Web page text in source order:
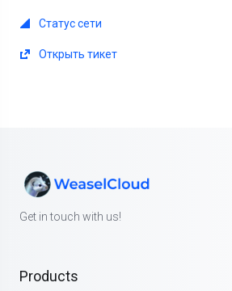
Статус сети
Открыть тикет
Get in touch with us!
Products